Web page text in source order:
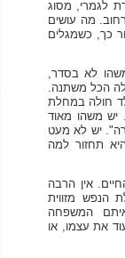
לגמרי, מסוג
מה עושים
כך, כשמגלים
לא בסדר,
הכל משתנה.
חולה במחלת
יש משהו מאוד
יש לא מעט
תחזור למה
אין הרבה
הנפש מזווית
המשפחה
את עצמו, או